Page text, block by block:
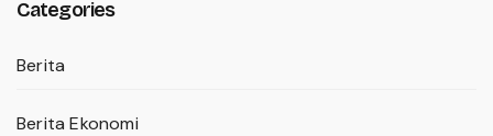
Categories
Berita
Berita Ekonomi